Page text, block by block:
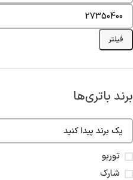
فیلتر
برند باتری‌ها
توربو
شارک